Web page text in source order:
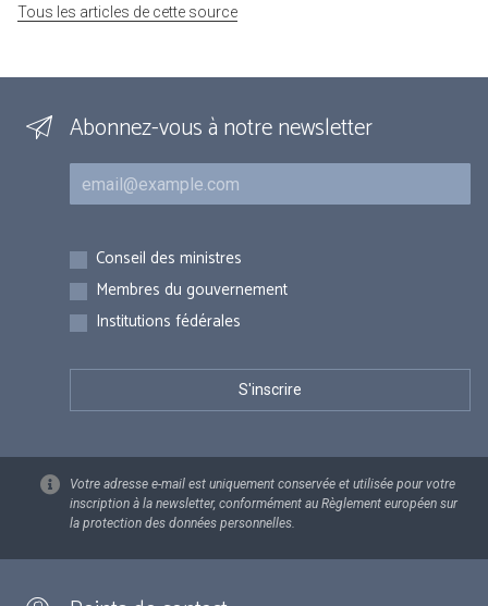
Tous les articles de cette source
Abonnez-vous à notre newsletter
Courriel
Inscriptions
Conseil des ministres
Membres du gouvernement
Institutions fédérales
Votre adresse e-mail est uniquement conservée et utilisée pour votre
inscription à la newsletter, conformément au Règlement européen sur
la protection des données personnelles.